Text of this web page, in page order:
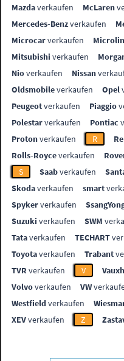
Mazdaverkaufen McLaren
Mercedes-Benzverkaufen
Microcarverkaufen
Mitsubishi verkaufen
Nioverkaufen Nissan
Oldsmobileverkaufen Opel
Peugeotverkaufen Piaggio
Polestarverkaufen Pontiac
Protonverkaufen R
Rolls-Royceverkaufen
S
Saabverkaufen
Skodaverkaufen smart
Spykerverkaufen
Suzuki verkaufen SWM
Tataverkaufen TECHART
Toyotaverkaufen Trabant
TVR verkaufen V
Volvoverkaufen VW
Westfieldverkaufen
XEVverkaufen Z